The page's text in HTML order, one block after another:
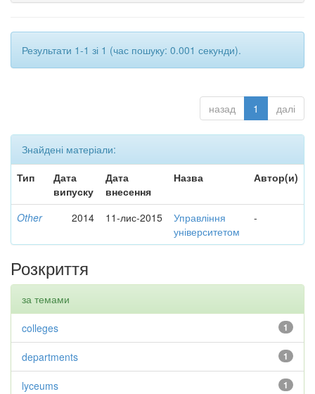
Результати 1-1 зі 1 (час пошуку: 0.001 секунди).
назад 1 далі
Знайдені матеріали:
Тип
Дата
випуску
Дата
внесення
Назва Автор(и)
Other 2014 11-лис-2015
Управління
університетом
-
Розкриття
за темами
1
colleges
1
departments
1
lyceums